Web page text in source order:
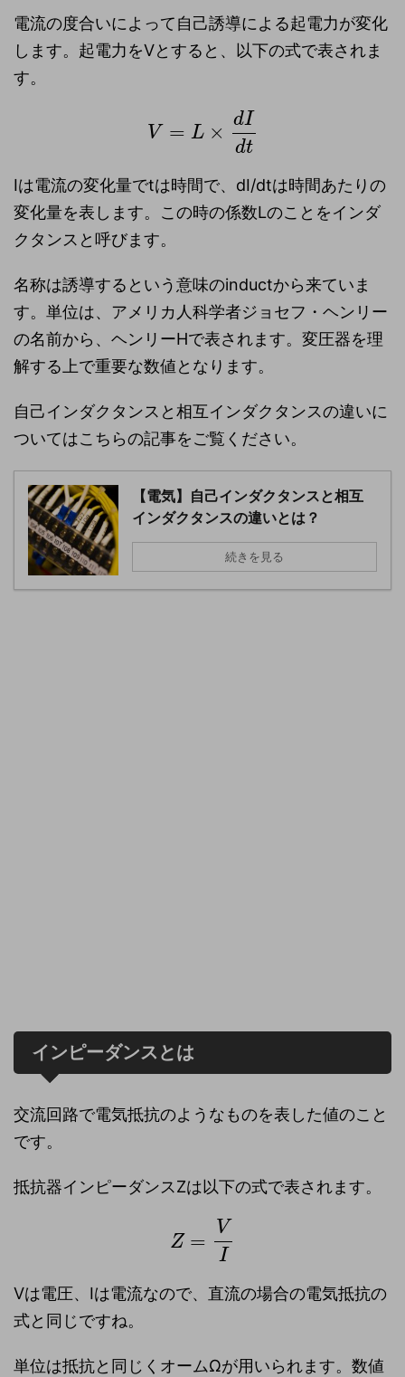
電流の度合いによって自己誘導による起電力が変化
します。起電力をVとすると、以下の式で表されま
す。
V = L ×
dI
dt
Iは電流の変化量でtは時間で、dI/dtは時間あたりの
変化量を表します。この時の係数Lのことをインダ
クタンスと呼びます。
名称は誘導するという意味のinductから来ていま
す。単位は、アメリカ人科学者ジョセフ・ヘンリー
の名前から、ヘンリーHで表されます。変圧器を理
解する上で重要な数値となります。
自己インダクタンスと相互インダクタンスの違いに
ついてはこちらの記事をご覧ください。
【電気】自己インダクタンスと相互
インダクタンスの違いとは？
続きを見る
インピーダンスとは
交流回路で電気抵抗のようなものを表した値のこと
です。
抵抗器インピーダンスZは以下の式で表されます。
Z =
V
I
Vは電圧、Iは電流なので、直流の場合の電気抵抗の
式と同じですね。
単位は抵抗と同じくオームΩが用いられます。数値